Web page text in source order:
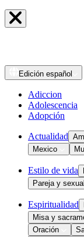
Edición español
Adiccion
Adolescencia
Adopción
Actualidad
Mexico
Estilo de vida
Pareja y
Espiritualidad
Misa y
Oración